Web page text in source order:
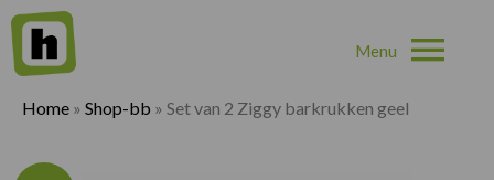
Home » Shop-bb » Set van 2 Ziggy barkrukken geel